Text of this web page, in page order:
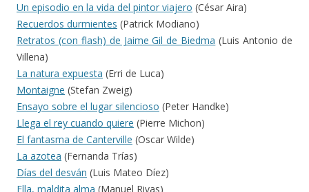
Un episodio en la vida del pintor viajero (César Aira)
Recuerdos durmientes (Patrick Modiano)
Retratos (con flash) de Jaime Gil de Biedma (Luis Antonio de
Villena)
La natura expuesta (Erri de Luca)
Montaigne (Stefan Zweig)
Ensayo sobre el lugar silencioso (Peter Handke)
Llega el rey cuando quiere (Pierre Michon)
El fantasma de Canterville (Oscar Wilde)
La azotea (Fernanda Trías)
Días del desván (Luis Mateo Díez)
Ella, maldita alma (Manuel Rivas)